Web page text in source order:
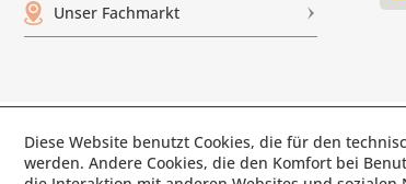
Unser Fachmarkt
Diese Website benutzt Cookies, die für den
werden. Andere Cookies, die den Komfort bei